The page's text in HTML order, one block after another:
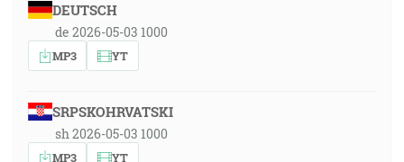
DEUTSCH
de 2026-05-03 1000
MP3 YT
SRPSKOHRVATSKI
sh 2026-05-03 1000
MP3 YT